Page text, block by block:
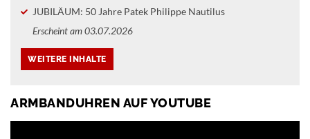
JUBILÄUM: 50 Jahre Patek Philippe Nautilus
Erscheint am 03.07.2026
ARMBANDUHREN AUF YOUTUBE